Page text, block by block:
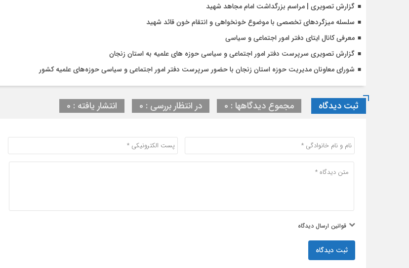
گزارش تصویری | مراسم بزرگداشت امام مجاهد شهید
سلسله میزگردهای تخصصی با موضوع خونخواهی و انتقام خون قائد شهید
معرفی کانال ایتای دفتر امور اجتماعی و سیاسی
گزارش تصویری سرپرست دفتر امور اجتماعی و سیاسی حوزه های علمیه به استان زنجان
شورای معاونان مدیریت حوزه استان زنجان با حضور سرپرست دفتر امور اجتماعی و سیاسی حوزه‌های علمیه کشور
ثبت دیدگاه مجموع دیدگاهها : 0 در انتظار بررسی : 0 انتشار یافته : 0
قوانین ارسال دیدگاه
ثبت دیدگاه